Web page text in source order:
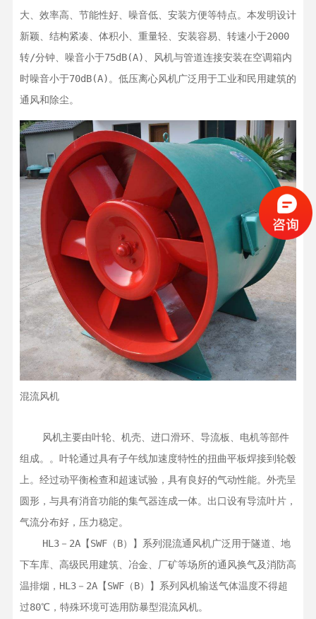
大、效率高、节能性好、噪音低、安装方便等特点。本发明设计
新颖、结构紧凑、体积小、重量轻、安装容易、转速小于2000
转/分钟、噪音小于75dB(A)、风机与管道连接安装在空调箱内
时噪音小于70dB(A)。低压离心风机广泛用于工业和民用建筑的
通风和除尘。
混流风机
组成。。叶轮通过具有子午线加速度特性的扭曲平板焊接到轮毂
上。经过动平衡检查和超速试验，具有良好的气动性能。外壳呈
圆形，与具有消音功能的集气器连成一体。出口设有导流叶片，
气流分布好，压力稳定。
下车库、高级民用建筑、冶金、厂矿等场所的通风换气及消防高
温排烟，HL3－2A【SWF（B）】系列风机输送气体温度不得超
过80℃，特殊环境可选用防暴型混流风机。